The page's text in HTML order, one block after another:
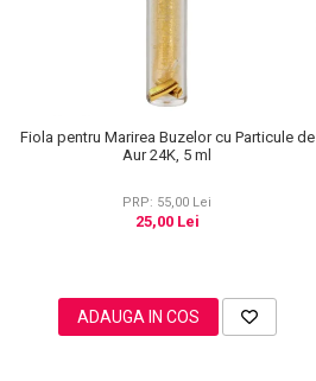
Fiola pentru Marirea Buzelor cu Particule de
Aur 24K, 5 ml
PRP: 55,00 Lei
25,00 Lei
ADAUGA IN COS